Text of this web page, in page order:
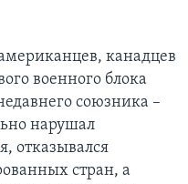
канадцев
военного блока
союзника –
нарушал
отказывался
стран, а